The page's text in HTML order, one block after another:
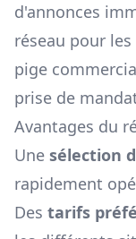
d'annonces
réseau pour
pige
prise de
Avantages du
Une sélection
rapidement
Des tarifs